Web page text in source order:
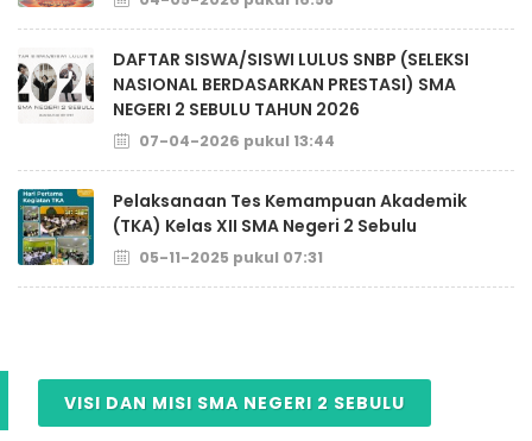
DAFTAR SISWA/SISWI LULUS SNBP (SELEKSI
NASIONAL BERDASARKAN PRESTASI) SMA
NEGERI 2 SEBULU TAHUN 2026
07-04-2026 pukul 13:44
Pelaksanaan Tes Kemampuan Akademik
(TKA) Kelas XII SMA Negeri 2 Sebulu
05-11-2025 pukul 07:31
VISI DAN MISI SMA NEGERI 2 SEBULU